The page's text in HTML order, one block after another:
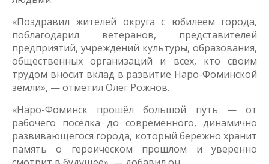
«Поздравил жителей округа с юбилеем города,
поблагодарил ветеранов, представителей
предприятий, учреждений культуры, образования,
общественных организаций и всех, кто своим
трудом вносит вклад в развитие Наро-Фоминской
земли», — отметил Олег Рожнов.
«Наро-Фоминск прошёл большой путь — от
рабочего посёлка до современного, динамично
развивающегося города, который бережно хранит
память о героическом прошлом и уверенно